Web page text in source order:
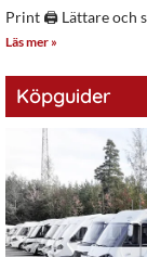
Print 🖨 Lättare och
Läs mer »
Köpguider